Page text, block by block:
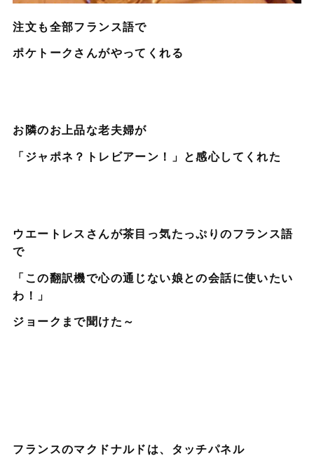
注文も全部フランス語で
ポケトークさんがやってくれる
お隣のお上品な老夫婦が
「ジャポネ？トレビアーン！」と感心してくれた
ウエートレスさんが茶目っ気たっぷりのフランス語
で
「この翻訳機で心の通じない娘との会話に使いたい
わ！」
ジョークまで聞けた～
フランスのマクドナルドは、タッチパネル